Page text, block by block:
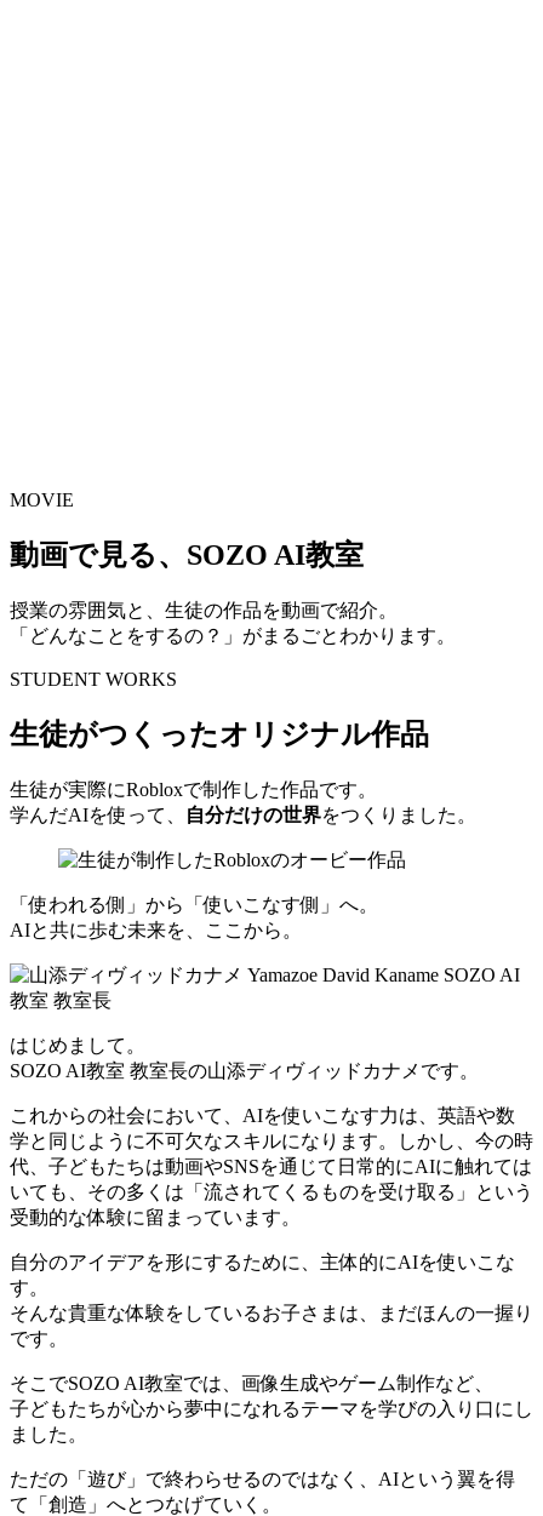
MOVIE
動画で見る、SOZO AI教室
授業の雰囲気と、生徒の作品を動画で紹介。
「どんなことをするの？」がまるごとわかります。
STUDENT WORKS
生徒がつくったオリジナル作品
生徒が実際にRobloxで制作した作品です。
学んだAIを使って、
自分だけの世界をつくりました。
「使われる側」から「使いこなす側」へ。
AIと共に歩む未来を、ここから。
はじめまして。
SOZO AI教室 教室長の山添ディヴィッドカナメです。
これからの社会において、AIを使いこなす力は、英語や数
学と同じように不可欠なスキルになります。しかし、今の時
代、子どもたちは動画やSNSを通じて日常的にAIに触れては
いても、その多くは「流されてくるものを受け取る」という
受動的な体験に留まっています。
自分のアイデアを形にするために、主体的にAIを使いこな
す。
そんな貴重な体験をしているお子さまは、まだほんの一握り
です。
そこでSOZO AI教室では、画像生成やゲーム制作など、
子どもたちが心から夢中になれるテーマを学びの入り口にし
ました。
ただの「遊び」で終わらせるのではなく、AIという翼を得
て「創造」へとつなげていく。